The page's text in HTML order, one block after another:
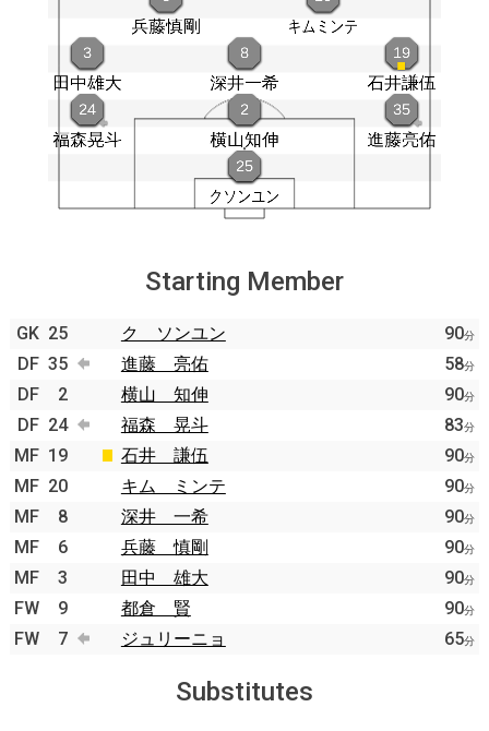
Starting Member
GK 25 ク ソンユン 90分
DF 35 進藤 亮佑 58分
DF 2 横山 知伸 90分
DF 24 福森 晃斗 83分
MF 19 石井 謙伍 90分
MF 20 キム ミンテ 90分
MF 8 深井 一希 90分
MF 6 兵藤 慎剛 90分
MF 3 田中 雄大 90分
FW 9 都倉 賢 90分
FW 7 ジュリーニョ 65分
Substitutes